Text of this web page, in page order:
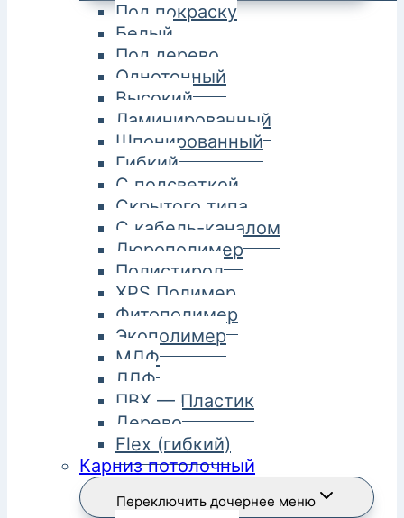
Под покраску
Белый
Под дерево
Однотонный
Высокий
Ламинированный
Шпонированный
Гибкий
С подсветкой
Скрытого типа
С кабель-каналом
Дюрополимер
Полистирол
XPS Полимер
Фитополимер
Экополимер
МДФ
ЛДФ
ПВХ — Пластик
Дерево
Flex (гибкий)
Карниз потолочный
Переключить дочернее меню